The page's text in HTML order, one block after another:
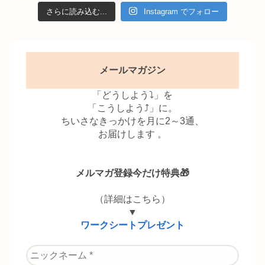
さらに読み込む... Instagram でフォロー
メールマガジン
「どうしよう⤵」を
「こうしよう⤴」に。
ちいさなきっかけを月に2～3通、
お届けします 。
メルマガ登録今だけ特典🎁
（詳細はこちら）
▼
ワークシートプレゼント